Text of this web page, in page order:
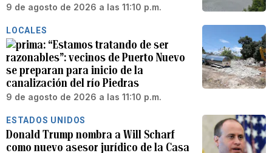
9 de agosto de 2026 a las 11:10 p.m.
LOCALES
“Estamos tratando de ser
razonables”: vecinos de Puerto Nuevo
se preparan para inicio de la
canalización del río Piedras
9 de agosto de 2026 a las 11:10 p.m.
ESTADOS UNIDOS
Donald Trump nombra a Will Scharf
como nuevo asesor jurídico de la Casa